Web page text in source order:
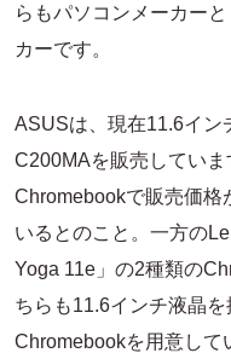
らもパソコンメーカー
カーです。
ASUSは、現在11.6イン
C200MAを販売してい
Chromebookで販売価格
いるとのこと。一方の
Yoga 11e」の2種類の
ちらも11.6インチ液晶
Chromebookを用意して